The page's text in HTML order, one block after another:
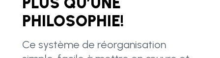
PHILOSOPHIE!
Ce système de réorganisation